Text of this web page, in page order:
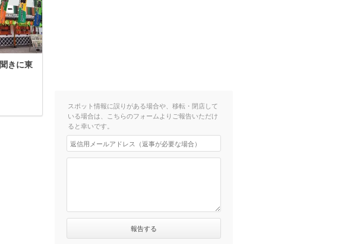
きに東
スポット情報に誤りがある場合や、移転・閉店して
いる場合は、こちらのフォームよりご報告いただけ
ると幸いです。